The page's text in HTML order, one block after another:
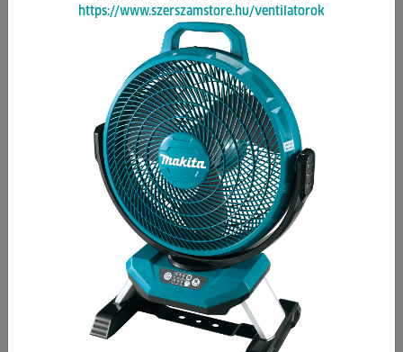
Barkács Gépek
Vissza
Kategóriák
Ablaktisztító gépek
Hamuporszívók
Porszívók
Seprőgépek
https://www.szerszamstore.hu/ventilatorok